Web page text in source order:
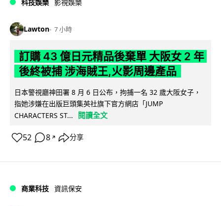
科技娛樂 影視娛樂
Lawton 7 小時
訂購 43 億日元精品後棄單 大阪女 2 年
後終被捕 涉海賊王,火影周邊產品
日本警視廳神田署 8 月 6 日公布，拘捕一名 32 歲大阪女子，
指她涉嫌在出版巨頭集英社旗下官方網店「JUMP
CHARACTERS ST...
閱讀全文
52 8 ↗ 分享
商業科技 資訊保安